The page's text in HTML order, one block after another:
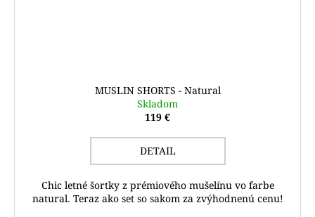
MUSLIN SHORTS - Natural
Skladom
119 €
DETAIL
Chic letné šortky z prémiového mušelínu vo farbe
natural. Teraz ako set so sakom za zvýhodnenú cenu!